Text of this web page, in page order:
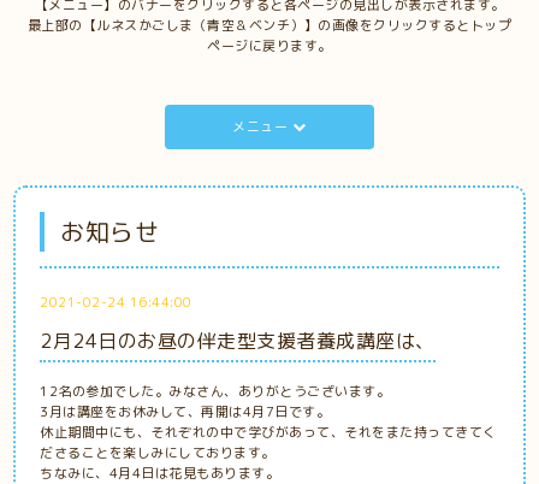
【メニュー】のバナーをクリックすると各ページの見出しが表示されます。
最上部の【ルネスかごしま（青空＆ベンチ）】の画像をクリックするとトップ
ページに戻ります。
メニュー
お知らせ
2021-02-24 16:44:00
2月24日のお昼の伴走型支援者養成講座は、
12名の参加でした。みなさん、ありがとうございます。
3月は講座をお休みして、再開は4月7日です。
休止期間中にも、それぞれの中で学びがあって、それをまた持ってきてく
ださることを楽しみにしております。
ちなみに、4月4日は花見もあります。